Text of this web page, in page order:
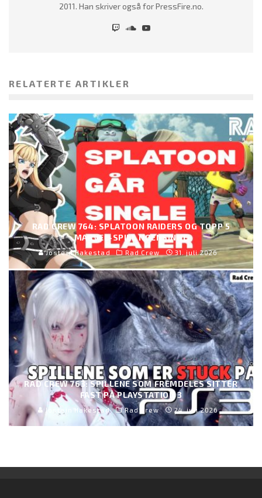
2011. Han skriver også for PressFire.no.
RELATERTE ARTIKLER
RAD CREW 764: SPLATOON RAIDERS OG TOPP 5
MARVEL-SPILL NOENSINNE
Jostein Hakestad Rad Crew 31. juli 2026
RAD CREW 763: SPILLENE SOM FREMDELES SITTER
FAST PÅ PLAYSTATION 3
Jostein Hakestad Rad Crew 24. juli 2026